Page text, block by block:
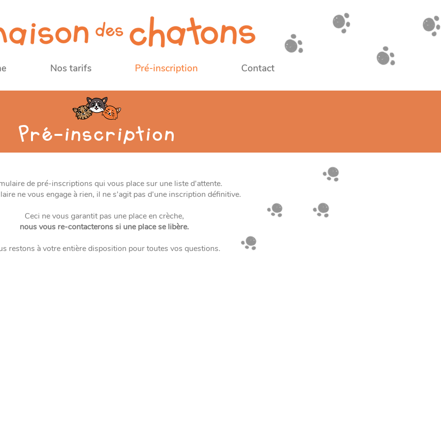
Nos tarifs Pré-inscription Contact
Pré-inscription
de pré-inscriptions qui vous place sur une liste d'attente.
ne vous engage à rien, il ne s'agit pas d'une inscription définitive.
Ceci ne vous garantit pas une place en crèche,
nous vous re-contacterons si une place se libère.
restons à votre entière disposition pour toutes vos questions.